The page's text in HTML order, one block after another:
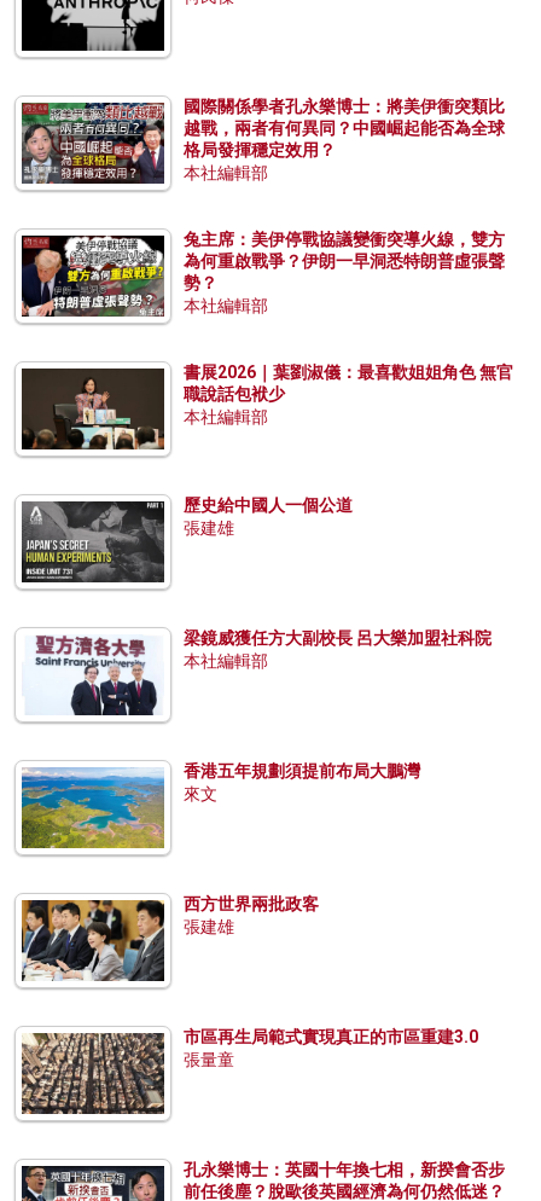
國際關係學者孔永樂博士：將美伊衝突類比
越戰，兩者有何異同？中國崛起能否為全球
格局發揮穩定效用？
本社編輯部
兔主席：美伊停戰協議變衝突導火線，雙方
為何重啟戰爭？伊朗一早洞悉特朗普虛張聲
勢？
本社編輯部
書展2026｜葉劉淑儀：最喜歡姐姐角色 無官
職說話包袱少
本社編輯部
歷史給中國人一個公道
張建雄
梁鏡威獲任方大副校長 呂大樂加盟社科院
本社編輯部
香港五年規劃須提前布局大鵬灣
來文
西方世界兩批政客
張建雄
市區再生局範式實現真正的市區重建3.0
張量童
孔永樂博士：英國十年換七相，新揆會否步
前任後塵？脫歐後英國經濟為何仍然低迷？